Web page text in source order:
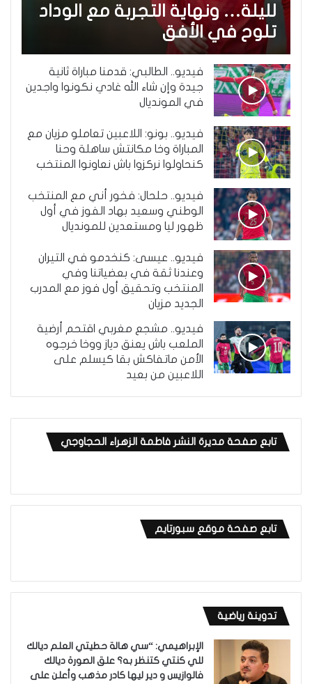
لليلة… ونهاية التجربة مع الوداد
تلوح في الأفق
فيديو.. الطالبي: قدمنا مباراة ثانية
جيدة وإن شاء الله غادي نكونوا واجدين
في المونديال
فيديو.. بونو: اللاعبين تعاملو مزيان مع
المباراة وخا مكانتش ساهلة وحنا
كنحاولوا نركزوا باش نعاونوا المنتخب
فيديو.. حلحال: فخور أني مع المنتخب
الوطني وسعيد بهاد الفوز في أول
ظهور ليا ومستعدين للمونديال
فيديو.. عيسى: كنخدمو في التيران
وعندنا ثقة في بعضياتنا وفي
المنتخب وتحقيق أول فوز مع المدرب
الجديد مزيان
فيديو.. مشجع مغربي اقتحم أرضية
الملعب باش يعنق دياز ووخا خرجوه
الأمن ماتفاكش بقا كيسلم على
اللاعبين من بعيد
تابع صفحة مديرة النشر فاطمة الزهراء الحجاوجي
تابع صفحة موقع سبورتايم
تدوينة رياضية
الإبراهيمي: “سي هالة حطيتي العلم ديالك
للي كنتي كتنظر به؟ علق الصورة ديالك
فالوازيس و دير ليها كادر مذهب وأعلن على